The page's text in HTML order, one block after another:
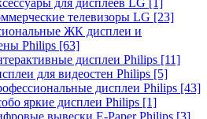
для дисплеев LG [1]
телевизоры LG [23]
ЖК дисплеи и
Philips [63]
дисплеи Philips [11]
для видеостен Philips [5]
дисплеи Philips [43]
яркие дисплеи Philips [1]
вывески E-Paper Philips [3]